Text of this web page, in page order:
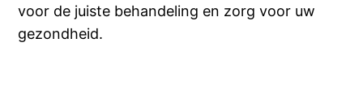
voor de juiste behandeling en zorg voor uw
gezondheid.